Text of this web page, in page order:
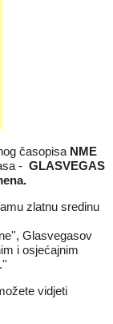
časopisa NME
- GLASVEGAS
zlatnu sredinu
Glasvegasov
i osjećajnim
.''
vidjeti